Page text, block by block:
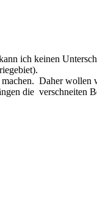
ich keinen
Daher
die verschneiten